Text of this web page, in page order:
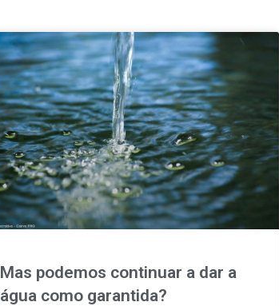
Mas podemos continuar a dar a
água como garantida?